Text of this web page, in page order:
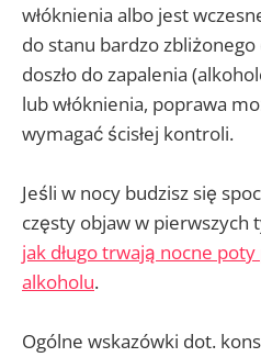
włóknienia albo jest
do stanu bardzo
doszło do zapalenia
lub włóknienia, poprawa
wymagać ścisłej kontroli.
Jeśli w nocy budzisz się
częsty objaw w pierwszych
jak długo trwają nocne
alkoholu.
Ogólne wskazówki dot.